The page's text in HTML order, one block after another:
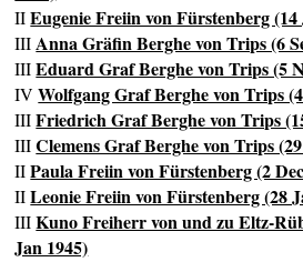
IIEugenie Freiin von Fürstenberg (14
IIIAnna Gräfin Berghe von Trips (6
IIIEduard Graf Berghe von Trips (5
IVWolfgang Graf Berghe von Trips
IIIFriedrich Graf Berghe von Trips
IIIClemens Graf Berghe von Trips
IIPaula Freiin von Fürstenberg (2
IILeonie Freiin von Fürstenberg (28
IIIKuno Freiherr von und zu Eltz-
Jan 1945)